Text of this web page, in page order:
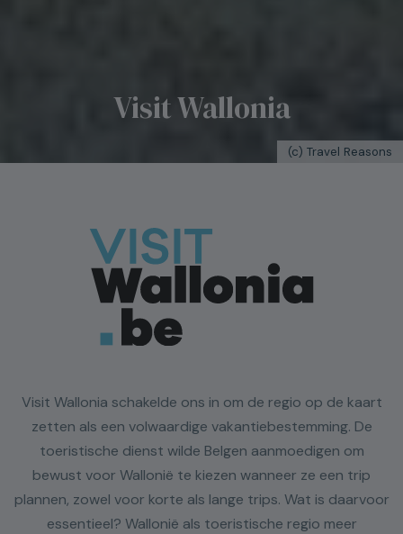
(c) Travel Reasons
Visit Wallonia
Visit Wallonia schakelde ons in om de regio op de kaart
zetten als een volwaardige vakantiebestemming. De
toeristische dienst wilde Belgen aanmoedigen om
bewust voor Wallonië te kiezen wanneer ze een trip
plannen, zowel voor korte als lange trips. Wat is daarvoor
essentieel? Wallonië als toeristische regio meer